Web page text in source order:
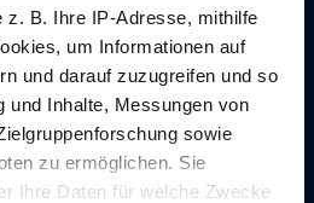
z. B. Ihre IP-Adresse, mithilfe
um Informationen auf
und darauf zuzugreifen und so
und Inhalte, Messungen von
sowie
zu ermöglichen. Sie
Ihre Daten für welche Zwecke